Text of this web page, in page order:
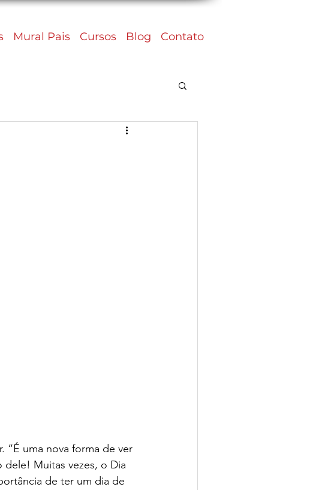
Mural Pais Cursos Blog Contato
“É uma nova forma de ver
Muitas vezes, o Dia
de ter um dia de